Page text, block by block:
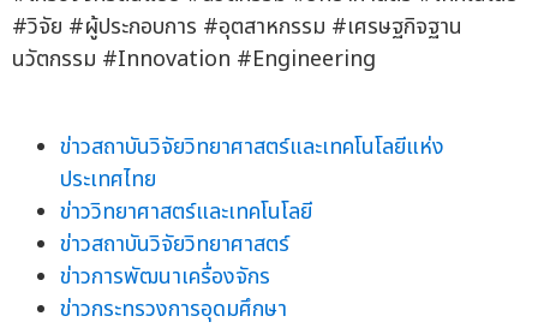
#วิจัย #ผู้ประกอบการ #อุตสาหกรรม #เศรษฐกิจฐาน
นวัตกรรม #Innovation #Engineering
ข่าวสถาบันวิจัยวิทยาศาสตร์และเทคโนโลยีแห่ง
ประเทศไทย
ข่าววิทยาศาสตร์และเทคโนโลยี
ข่าวสถาบันวิจัยวิทยาศาสตร์
ข่าวการพัฒนาเครื่องจักร
ข่าวกระทรวงการอุดมศึกษา